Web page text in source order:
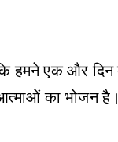
हमने एक और
का भोजन है।